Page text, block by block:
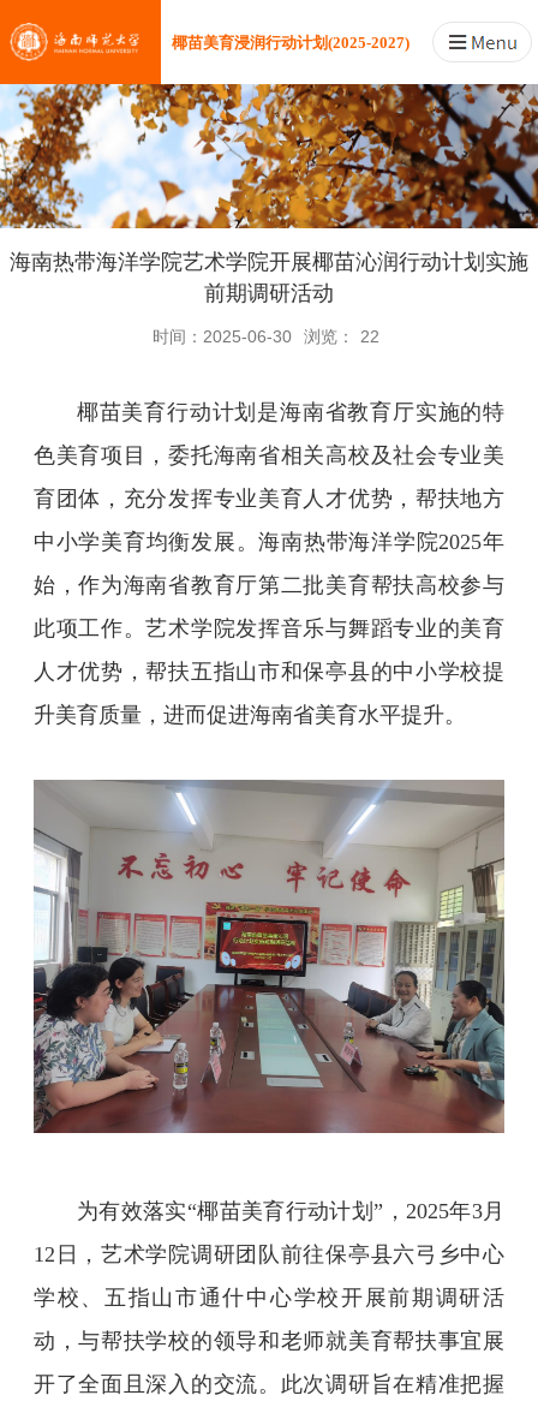
椰苗美育浸润行动计划(2025-2027)
海南热带海洋学院艺术学院开展椰苗沁润行动计划实施
前期调研活动
时间：2025-06-30 浏览： 22
椰苗美育行动计划是海南省教育厅实施的特
色美育项目，委托海南省相关高校及社会专业美
育团体，充分发挥专业美育人才优势，帮扶地方
中小学美育均衡发展。海南热带海洋学院2025年
始，作为海南省教育厅第二批美育帮扶高校参与
此项工作。艺术学院发挥音乐与舞蹈专业的美育
人才优势，帮扶五指山市和保亭县的中小学校提
升美育质量，进而促进海南省美育水平提升。
为有效落实“椰苗美育行动计划”，2025年3月
12 日，艺术学院调研团队前往保亭县六弓乡中心
学校、五指山市通什中心学校开展前期调研活
动，与帮扶学校的领导和老师就美育帮扶事宜展
开了全面且深入的交流。此次调研旨在精准把握